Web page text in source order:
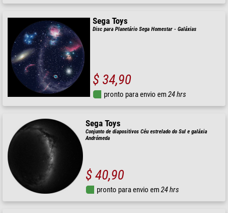
Sega Toys
Disc para Planetário Sega Homestar - Galáxias
$ 34,90
pronto para envio em24 hrs
Sega Toys
Conjunto de diapositivos Céu estrelado do Sul e galáxia
Andrómeda
$ 40,90
pronto para envio em24 hrs